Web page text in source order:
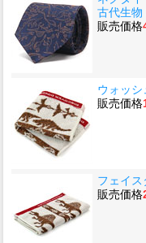
古代生物
販売価格
ウォッシ
販売価格
フェイス
販売価格